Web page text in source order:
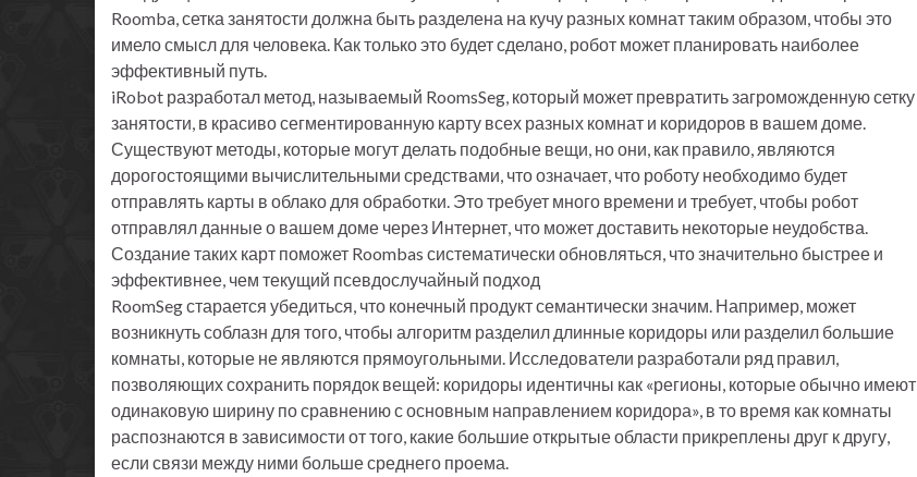
Roomba, сетка занятости должна быть разделена на кучу разных комнат таким образом, чтобы это
имело смысл для человека. Как только это будет сделано, робот может планировать наиболее
эффективный путь.
iRobot разработал метод, называемый RoomsSeg, который может превратить загроможденную сетку
занятости, в красиво сегментированную карту всех разных комнат и коридоров в вашем доме.
Существуют методы, которые могут делать подобные вещи, но они, как правило, являются
дорогостоящими вычислительными средствами, что означает, что роботу необходимо будет
отправлять карты в облако для обработки. Это требует много времени и требует, чтобы робот
отправлял данные о вашем доме через Интернет, что может доставить некоторые неудобства.
Создание таких карт поможет Roombas систематически обновляться, что значительно быстрее и
эффективнее, чем текущий псевдослучайный подход
RoomSeg старается убедиться, что конечный продукт семантически значим. Например, может
возникнуть соблазн для того, чтобы алгоритм разделил длинные коридоры или разделил большие
комнаты, которые не являются прямоугольными. Исследователи разработали ряд правил,
позволяющих сохранить порядок вещей: коридоры идентичны как «регионы, которые обычно имеют
одинаковую ширину по сравнению с основным направлением коридора», в то время как комнаты
распознаются в зависимости от того, какие большие открытые области прикреплены друг к другу,
если связи между ними больше среднего проема.